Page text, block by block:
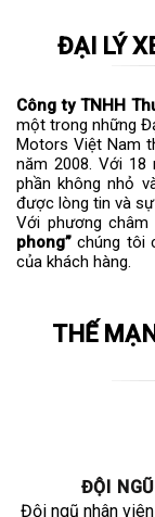
ĐẠI LÝ
Công ty TNHH
một trong những
Motors Việt Nam
năm 2008. Với
phần không nhỏ
được lòng tin và
Với phương châm
phong” chúng tôi
của khách hàng.
THẾ
ĐỘI
Đội ngũ nhân